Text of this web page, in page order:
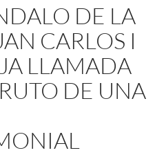
DE LA
CARLOS I
LLAMADA
DE UNA